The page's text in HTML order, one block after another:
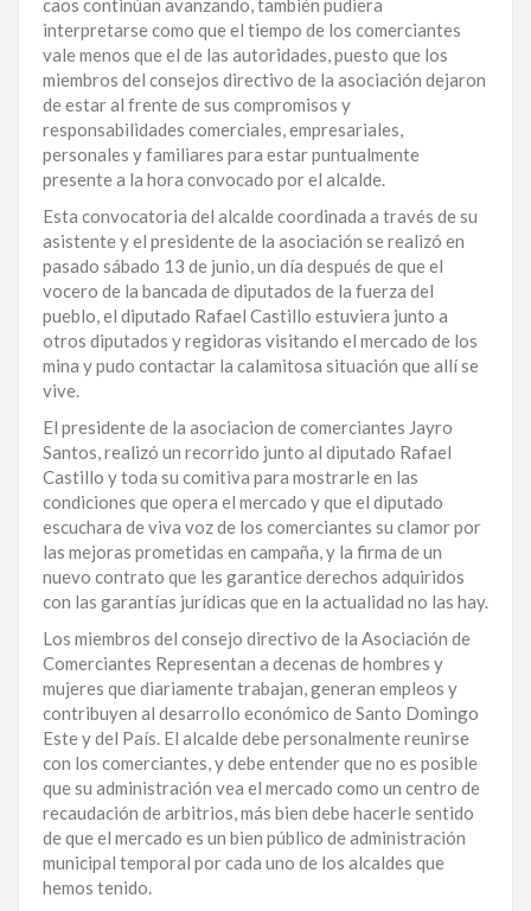
caos continúan avanzando, también pudiera
interpretarse como que el tiempo de los comerciantes
vale menos que el de las autoridades, puesto que los
miembros del consejos directivo de la asociación dejaron
de estar al frente de sus compromisos y
responsabilidades comerciales, empresariales,
personales y familiares para estar puntualmente
presente a la hora convocado por el alcalde.
Esta convocatoria del alcalde coordinada a través de su
asistente y el presidente de la asociación se realizó en
pasado sábado 13 de junio, un día después de que el
vocero de la bancada de diputados de la fuerza del
pueblo, el diputado Rafael Castillo estuviera junto a
otros diputados y regidoras visitando el mercado de los
mina y pudo contactar la calamitosa situación que allí se
vive.
El presidente de la asociacion de comerciantes Jayro
Santos, realizó un recorrido junto al diputado Rafael
Castillo y toda su comitiva para mostrarle en las
condiciones que opera el mercado y que el diputado
escuchara de viva voz de los comerciantes su clamor por
las mejoras prometidas en campaña, y la firma de un
nuevo contrato que les garantice derechos adquiridos
con las garantías jurídicas que en la actualidad no las hay.
Los miembros del consejo directivo de la Asociación de
Comerciantes Representan a decenas de hombres y
mujeres que diariamente trabajan, generan empleos y
contribuyen al desarrollo económico de Santo Domingo
Este y del País. El alcalde debe personalmente reunirse
con los comerciantes, y debe entender que no es posible
que su administración vea el mercado como un centro de
recaudación de arbitrios, más bien debe hacerle sentido
de que el mercado es un bien público de administración
municipal temporal por cada uno de los alcaldes que
hemos tenido.